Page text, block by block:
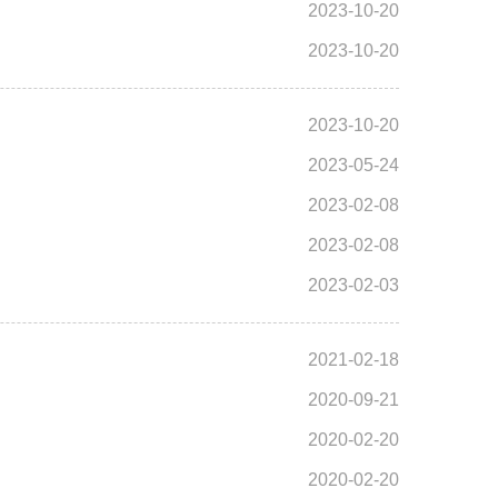
2023-10-20
2023-10-20
2023-10-20
2023-05-24
2023-02-08
2023-02-08
2023-02-03
2021-02-18
2020-09-21
2020-02-20
2020-02-20